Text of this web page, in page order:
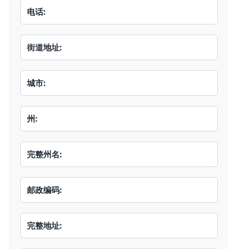
电话:
街道地址:
城市:
州:
完整州名:
邮政编码:
完整地址: